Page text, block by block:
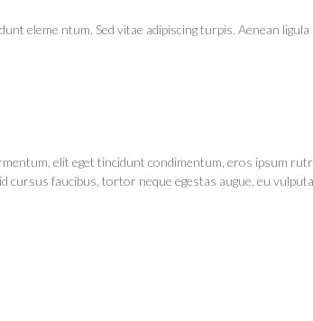
eleme ntum. Sed vitae adipiscing turpis. Aenean
elit eget tincidunt condimentum, eros ipsum
cursus faucibus, tortor neque egestas augue, eu